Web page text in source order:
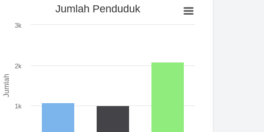
Jumlah Penduduk
The chart has 1 X axis displaying categories.
Jumlah
Jumlah Penduduk
1k
2k
3k